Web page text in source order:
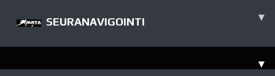
SEURANAVIGOINTI ▾
▾